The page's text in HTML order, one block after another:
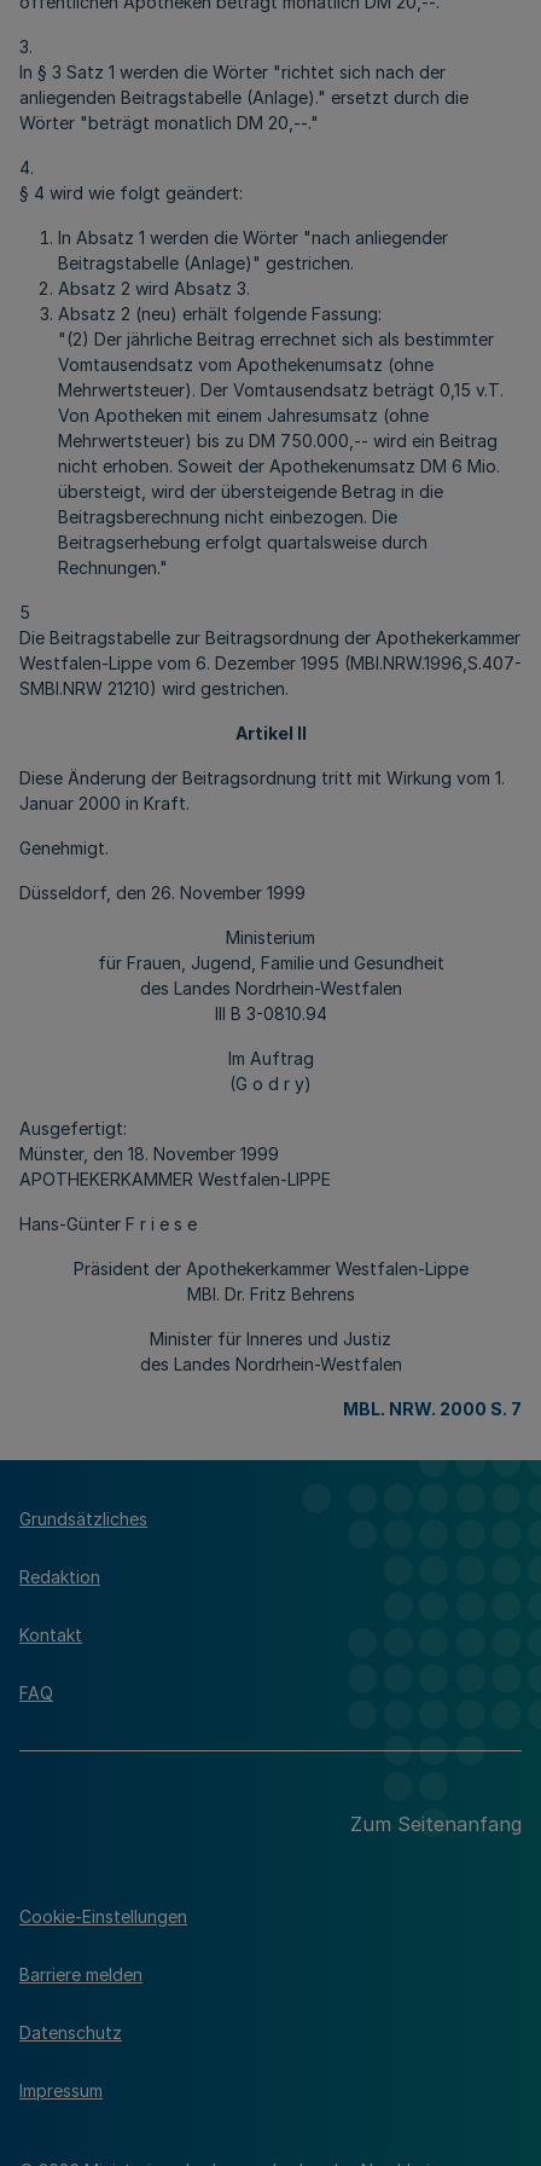
3.
In § 3 Satz 1 werden die Wörter "richtet sich nach der
anliegenden Beitragstabelle (Anlage)." ersetzt durch die
Wörter "beträgt monatlich DM 20,--."
4.
§ 4 wird wie folgt geändert:
In Absatz 1 werden die Wörter "nach anliegender
Beitragstabelle (Anlage)" gestrichen.
Absatz 2 wird Absatz 3.
Absatz 2 (neu) erhält folgende Fassung:
"(2) Der jährliche Beitrag errechnet sich als bestimmter
Vomtausendsatz vom Apothekenumsatz (ohne
Mehrwertsteuer). Der Vomtausendsatz beträgt 0,15 v.T.
Von Apotheken mit einem Jahresumsatz (ohne
Mehrwertsteuer) bis zu DM 750.000,-- wird ein Beitrag
nicht erhoben. Soweit der Apothekenumsatz DM 6 Mio.
übersteigt, wird der übersteigende Betrag in die
Beitragsberechnung nicht einbezogen. Die
Beitragserhebung erfolgt quartalsweise durch
Rechnungen."
5
Die Beitragstabelle zur Beitragsordnung der Apothekerkammer
Westfalen-Lippe vom 6. Dezember 1995 (MBl.NRW.1996,S.407-
SMBl.NRW 21210) wird gestrichen.
Artikel II
Diese Änderung der Beitragsordnung tritt mit Wirkung vom 1.
Januar 2000 in Kraft.
Genehmigt.
Düsseldorf, den 26. November 1999
Ministerium
für Frauen, Jugend, Familie und Gesundheit
des Landes Nordrhein-Westfalen
III B 3-0810.94
Im Auftrag
(G o d r y)
Ausgefertigt:
Münster, den 18. November 1999
APOTHEKERKAMMER Westfalen-LIPPE
Hans-Günter F r i e s e
Präsident der Apothekerkammer Westfalen-Lippe
MBl. Dr. Fritz Behrens
Minister für Inneres und Justiz
des Landes Nordrhein-Westfalen
MBL. NRW. 2000 S. 7
Grundsätzliches
Redaktion
Kontakt
FAQ
Zum Seitenanfang
Cookie-Einstellungen
Barriere melden
Datenschutz
Impressum